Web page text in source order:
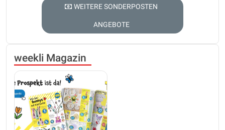
WEITERE SONDERPOSTEN
ANGEBOTE
weekli Magazin